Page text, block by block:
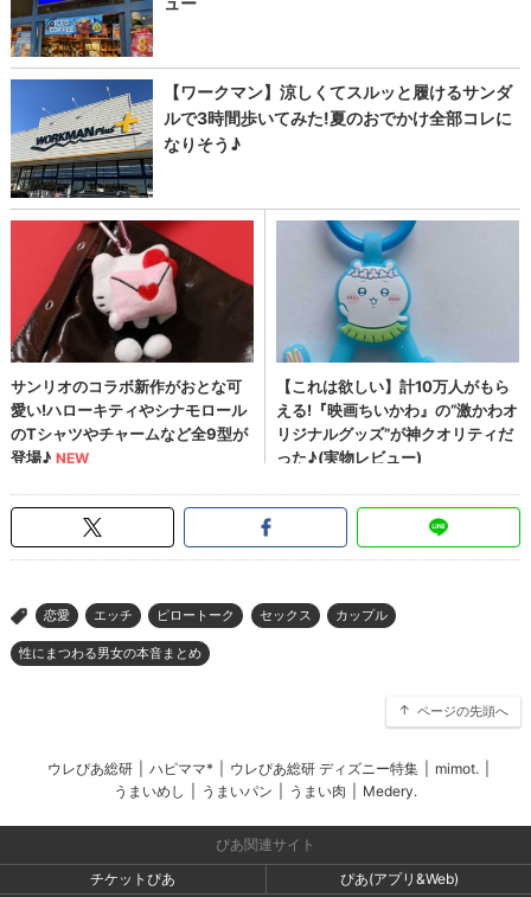
> 恋愛 エッチ ピロートーク セックス カップル
性にまつわる男女の本音まとめ
ページの先頭へ
ウレぴあ総研 ハピママ* ウレぴあ総研 ディズニー特集 mimot.
うまいめし
うまいパン うまい肉 Medery.
ぴあ関連サイト
チケットぴあ
ぴあ(アプリ&Web)